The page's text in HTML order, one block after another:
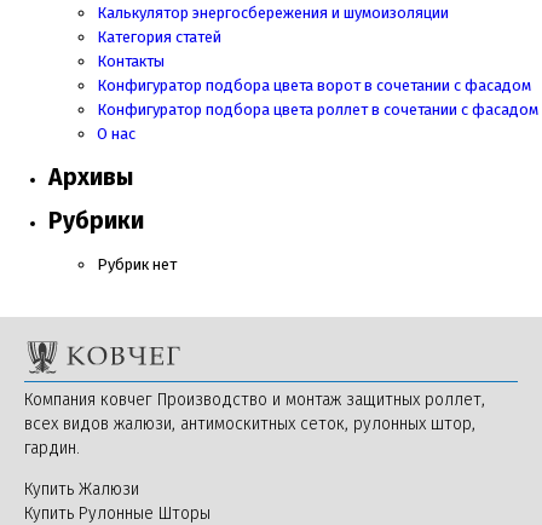
Калькулятор энергосбережения и шумоизоляции
Категория статей
Контакты
Конфигуратор подбора цвета ворот в сочетании с фасадом
Конфигуратор подбора цвета роллет в сочетании с фасадом
О нас
Архивы
Рубрики
Рубрик нет
Компания ковчег Производство и монтаж защитных роллет,
всех видов жалюзи, антимоскитных сеток, рулонных штор,
гардин.
Купить Жалюзи
Купить Рулонные Шторы